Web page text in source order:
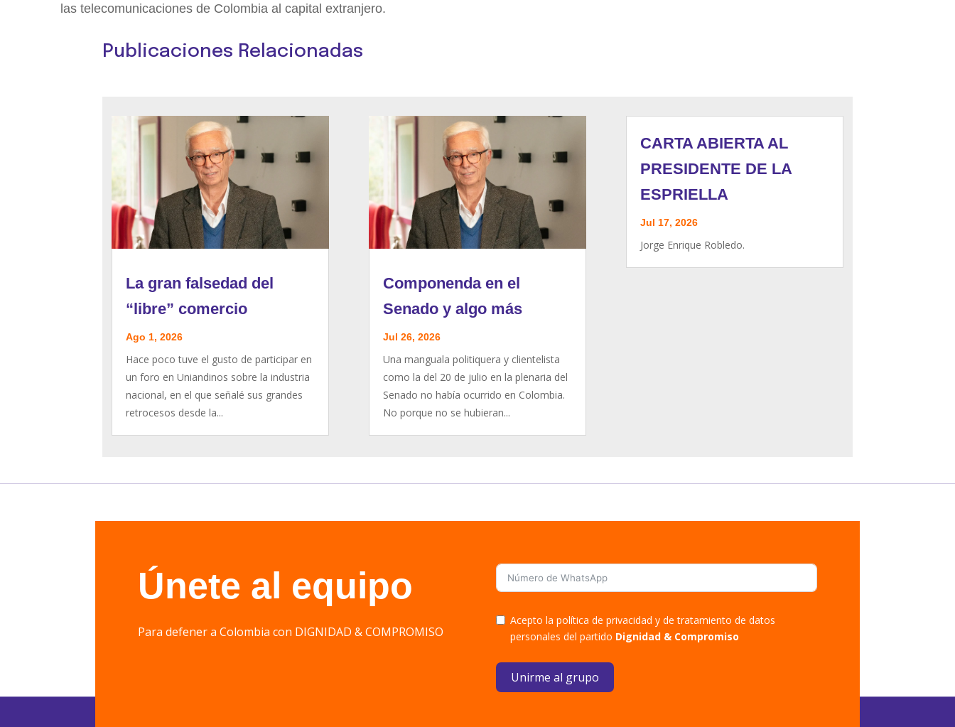
las telecomunicaciones de Colombia al capital extranjero.
Publicaciones Relacionadas
La gran falsedad del
“libre” comercio
Ago 1, 2026
Hace poco tuve el gusto de participar en
un foro en Uniandinos sobre la industria
nacional, en el que señalé sus grandes
retrocesos desde la...
Componenda en el
Senado y algo más
Jul 26, 2026
Una manguala politiquera y clientelista
como la del 20 de julio en la plenaria del
Senado no había ocurrido en Colombia.
No porque no se hubieran...
CARTA ABIERTA AL
PRESIDENTE DE LA
ESPRIELLA
Jul 17, 2026
Jorge Enrique Robledo.
Únete al equipo
Para defener a Colombia con DIGNIDAD & COMPROMISO
Acepto la política de privacidad y de tratamiento de datos
personales del partido Dignidad & Compromiso
Unirme al grupo